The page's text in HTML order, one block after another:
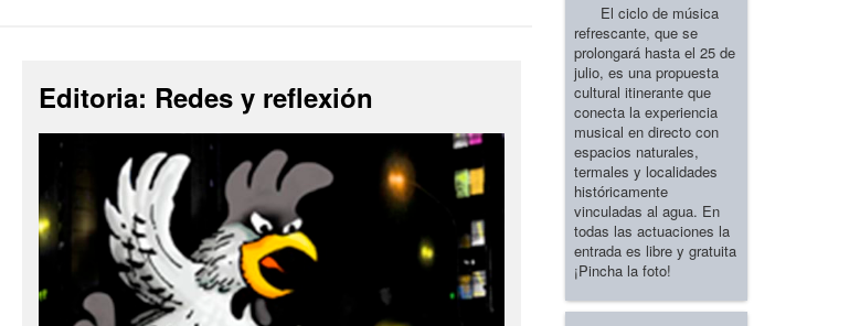
Editoria: Redes y reflexión
El ciclo de música
refrescante, que se
prolongará hasta el 25 de
julio, es una propuesta
cultural itinerante que
conecta la experiencia
musical en directo con
espacios naturales,
termales y localidades
históricamente
vinculadas al agua. En
todas las actuaciones la
entrada es libre y gratuita
¡Pincha la foto!